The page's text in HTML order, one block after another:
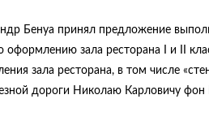
Бенуа принял предложение
зала ресторана I и II
зала ресторана, в том числе
дороги Николаю Карловичу фон